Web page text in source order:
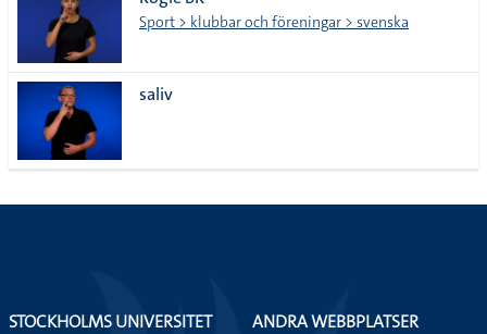
lista
Sport > klubbar och föreningar > svenska
saliv
STOCKHOLMS UNIVERSITET
ANDRA WEBBPLATSER